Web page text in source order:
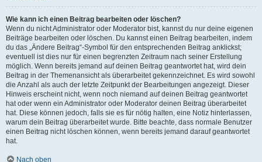
Wie kann ich einen Beitrag bearbeiten oder löschen?
Wenn du nicht Administrator oder Moderator bist, kannst du nur deine eigenen
Beiträge bearbeiten oder löschen. Du kannst einen Beitrag bearbeiten, indem
du das „Ändere Beitrag“-Symbol für den entsprechenden Beitrag anklickst;
eventuell ist dies nur für einen begrenzten Zeitraum nach seiner Erstellung
möglich. Wenn bereits jemand auf deinen Beitrag geantwortet hat, wird dein
Beitrag in der Themenansicht als überarbeitet gekennzeichnet. Es wird sowohl
die Anzahl als auch der letzte Zeitpunkt der Bearbeitungen angezeigt. Dieser
Hinweis erscheint nicht, wenn noch niemand auf deinen Beitrag geantwortet
hat oder wenn ein Administrator oder Moderator deinen Beitrag überarbeitet
hat. Diese können jedoch, falls sie es für nötig halten, eine Notiz hinterlassen,
warum dein Beitrag überarbeitet wurde. Bitte beachte, dass normale Benutzer
einen Beitrag nicht löschen können, wenn bereits jemand darauf geantwortet
hat.
Nach oben